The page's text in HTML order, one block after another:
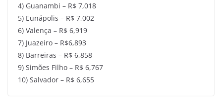
4) Guanambi – R$ 7,018
5) Eunápolis – R$ 7,002
6) Valença – R$ 6,919
7) Juazeiro – R$6,893
8) Barreiras – R$ 6,858
9) Simões Filho – R$ 6,767
10) Salvador – R$ 6,655